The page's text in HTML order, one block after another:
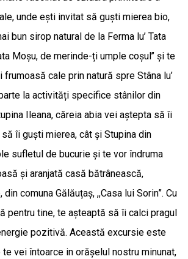
unde ești invitat să guști mierea bio,
bun sirop natural de la Ferma lu’ Tata
Moșu, de merinde-ți umple coșul’’ și te
frumoasă cale prin natură spre Stâna lu’
la activități specifice stânilor din
Ileana, căreia abia vei aștepta să îi
îi guști mierea, cât și Stupina din
sufletul de bucurie și te vor îndruma
și aranjată casă bătrânească,
comuna Gălăuțaș, ,,Casa lui Sorin”. Cu
pentru tine, te așteaptă să îi calci pragul
pozitivă. Această excursie este
vei întoarce in orășelul nostru minunat,